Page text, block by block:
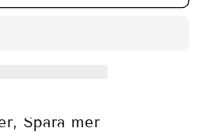
Spara mer